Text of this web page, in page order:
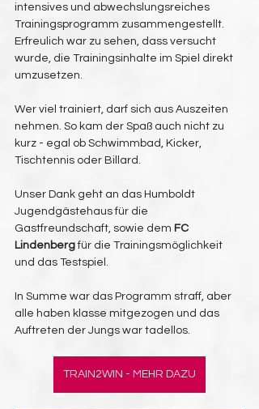
intensives und abwechslungsreiches
Trainingsprogramm zusammengestellt.
Erfreulich war zu sehen, dass versucht
wurde, die Trainingsinhalte im Spiel direkt
umzusetzen.
Wer viel trainiert, darf sich aus Auszeiten
nehmen. So kam der Spaß auch nicht zu
kurz - egal ob Schwimmbad, Kicker,
Tischtennis oder Billard.
Unser Dank geht an das Humboldt
Jugendgästehaus für die
Gastfreundschaft, sowie dem FC
Lindenberg für die Trainingsmöglichkeit
und das Testspiel.
In Summe war das Programm straff, aber
alle haben klasse mitgezogen und das
Auftreten der Jungs war tadellos.
TRAIN2WIN - MEHR DAZU